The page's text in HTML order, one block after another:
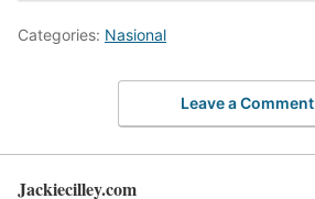
Categories: Nasional
Leave a Comment
Jackiecilley.com